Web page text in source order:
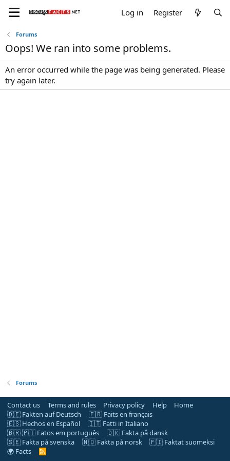
Log in Register
Forums
Oops! We ran into some problems.
An error occurred while the page was being generated. Please
try again later.
Forums
Contact us Terms and rules Privacy policy Help
Home
🇩🇪 Fakten auf Deutsch
🇫🇷 Faits en français
🇪🇸 Hechos en Español
🇮🇹 Fatti in Italiano
🇧🇷 🇵🇹 Fatos em português
🇩🇰 Fakta på dansk
🇸🇪 Fakta på svenska
🇳🇴 Fakta på norsk
🇫🇮 Faktat suomeksi
🌍 Facts
R